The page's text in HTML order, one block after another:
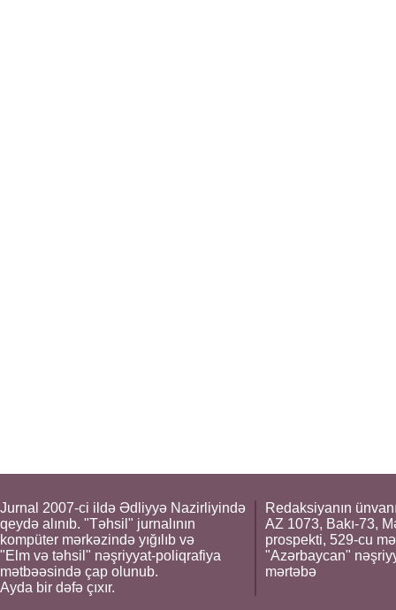
Jurnal 2007-ci ildə Ədliyyə Nazirliyində
qeydə alınıb. "Təhsil" jurnalının
kompüter mərkəzində yığılıb və
"Elm və təhsil" nəşriyyat-poliqrafiya
mətbəəsində çap olunub.
Ayda bir dəfə çıxır.
Redaksiyanın
AZ 1073, Bakı-73,
prospekti, 529-cu
"Azərbaycan"
mərtəbə